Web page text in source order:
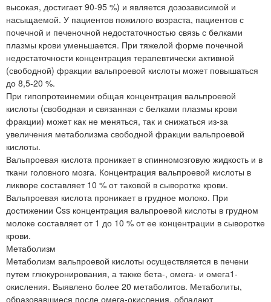
высокая, достигает 90-95 %) и является дозозависимой и
насыщаемой. У пациентов пожилого возраста, пациентов с
почечной и печеночной недостаточностью связь с белками
плазмы крови уменьшается. При тяжелой форме почечной
недостаточности концентрация терапевтически активной
(свободной) фракции вальпроевой кислоты может повышаться
до 8,5-20 %.
При гипопротеинемии общая концентрация вальпроевой
кислоты (свободная и связанная с белками плазмы крови
фракции) может как не меняться, так и снижаться из-за
увеличения метаболизма свободной фракции вальпроевой
кислоты.
Вальпроевая кислота проникает в спинномозговую жидкость и в
ткани головного мозга. Концентрация вальпроевой кислоты в
ликворе составляет 10 % от таковой в сыворотке крови.
Вальпроевая кислота проникает в грудное молоко. При
достижении Css концентрация вальпроевой кислоты в грудном
молоке составляет от 1 до 10 % от ее концентрации в сыворотке
крови.
Метаболизм
Метаболизм вальпроевой кислоты осуществляется в печени
путем глюкуронирования, а также бета-, омега- и омега1-
окисления. Выявлено более 20 метаболитов. Метаболиты,
образовавшиеся после омега-окисления, обладают